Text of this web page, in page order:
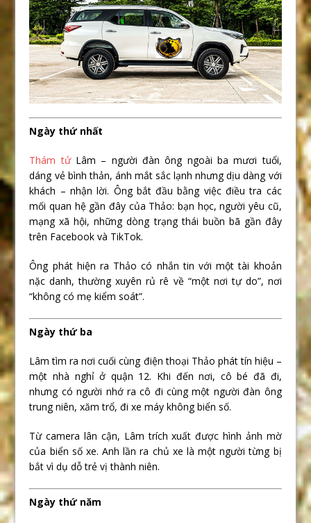
Ngày thứ nhất
Thám tửLâm – người đàn ông ngoài ba mươi tuổi,
dáng vẻ bình thản, ánh mắt sắc lạnh nhưng dịu dàng với
khách – nhận lời. Ông bắt đầu bằng việc điều tra các
mối quan hệ gần đây của Thảo: bạn học, người yêu cũ,
mạng xã hội, những dòng trạng thái buồn bã gần đây
trên Facebook và TikTok.
Ông phát hiện ra Thảo có nhắn tin với một tài khoản
nặc danh, thường xuyên rủ rê về “một nơi tự do”, nơi
“không có mẹ kiểm soát”.
Ngày thứ ba
Lâm tìm ra nơi cuối cùng điện thoại Thảo phát tín hiệu –
một nhà nghỉ ở quận 12. Khi đến nơi, cô bé đã đi,
nhưng có người nhớ ra cô đi cùng một người đàn ông
trung niên, xăm trổ, đi xe máy không biển số.
Từ camera lân cận, Lâm trích xuất được hình ảnh mờ
của biển số xe. Anh lần ra chủ xe là một người từng bị
bắt vì dụ dỗ trẻ vị thành niên.
Ngày thứ năm